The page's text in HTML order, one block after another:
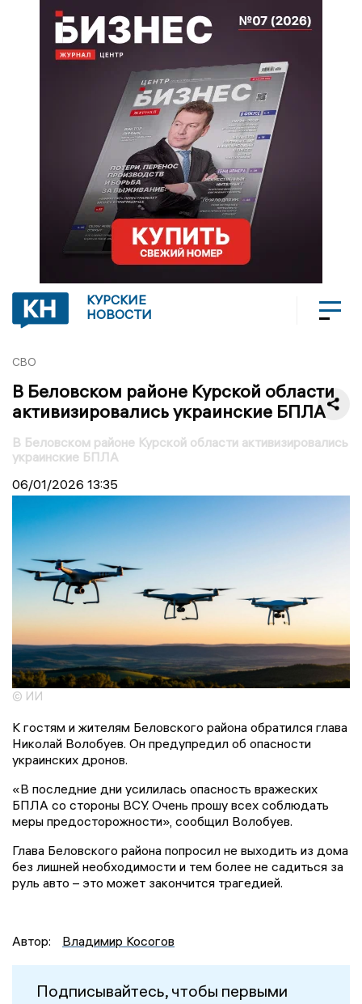
КУРСКИЕ
НОВОСТИ
СВО
В Беловском районе Курской области
активизировались украинские БПЛА
В Беловском районе Курской области активизировались
украинские БПЛА
06/01/2026 13:35
© ИИ
К гостям и жителям Беловского района обратился глава
Николай Волобуев. Он предупредил об опасности
украинских дронов.
«В последние дни усилилась опасность вражеских
БПЛА со стороны ВСУ. Очень прошу всех соблюдать
меры предосторожности», сообщил Волобуев.
Глава Беловского района попросил не выходить из дома
без лишней необходимости и тем более не садиться за
руль авто – это может закончится трагедией.
Автор: Владимир Косогов
Подписывайтесь, чтобы первыми